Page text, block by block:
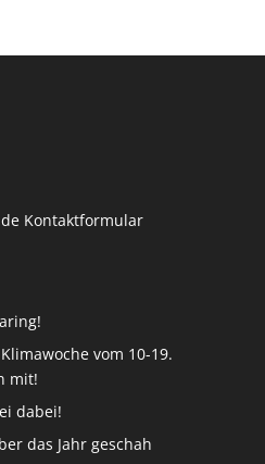
Kontaktformular
vom 10-19.
mit!
dabei!
das Jahr geschah